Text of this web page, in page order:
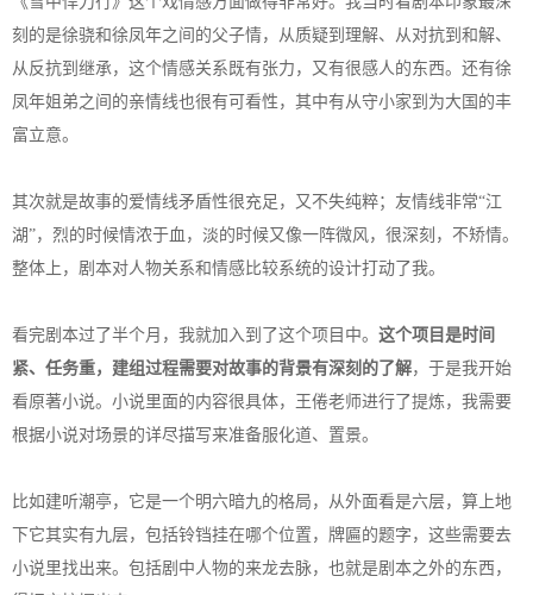
刻的是徐骁和徐凤年之间的父子情，从质疑到理解、从对抗到和解、
从反抗到继承，这个情感关系既有张力，又有很感人的东西。还有徐
凤年姐弟之间的亲情线也很有可看性，其中有从守小家到为大国的丰
富立意。
其次就是故事的爱情线矛盾性很充足，又不失纯粹；友情线非常“江
湖”，烈的时候情浓于血，淡的时候又像一阵微风，很深刻，不矫情。
整体上，剧本对人物关系和情感比较系统的设计打动了我。
看完剧本过了半个月，我就加入到了这个项目中。 这个项目是时间
紧、任务重，建组过程需要对故事的背景有深刻的了解，于是我开始
看原著小说。小说里面的内容很具体，王倦老师进行了提炼，我需要
根据小说对场景的详尽描写来准备服化道、置景。
比如建听潮亭，它是一个明六暗九的格局，从外面看是六层，算上地
下它其实有九层，包括铃铛挂在哪个位置，牌匾的题字，这些需要去
小说里找出来。包括剧中人物的来龙去脉，也就是剧本之外的东西，